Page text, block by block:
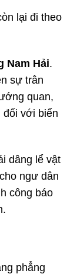
lại đi theo
Nam Hải.
sự trân
quan,
đối với biển
dâng lể vật
ngư dân
công báo
phẳng